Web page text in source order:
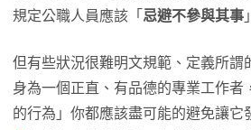
規定公職人員應該「 忌避不參與其事
但有些狀況很難明文規範、定義所謂
身為一個正直、有品德的專業工作者
的行為」你都應該盡可能的避免讓它